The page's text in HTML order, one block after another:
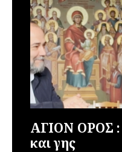
ΑΓΙΟΝ ΟΡΟΣ :
και γης